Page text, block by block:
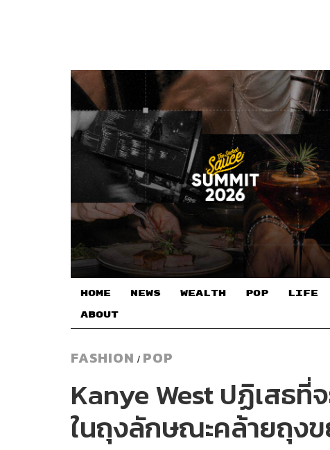
HOME NEWS WEALTH POP LIFE
ABOUT
FASHION / POP
Kanye West ปฏิเสธที่
ในถุงลักษณะคล้ายถุงข